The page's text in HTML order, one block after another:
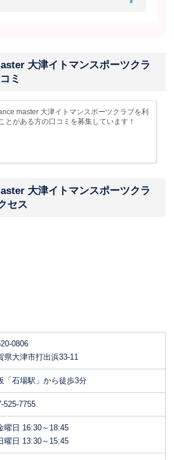
大津イトマンスポーツクラ
ミ
master 大津イトマンスポーツクラブを利
とがある方の口コミを募集しています！
大津イトマンスポーツクラ
セス
0806
県大津市打出浜33-11
「石場駅」から徒歩3分
525-7755
曜日 16:30～18:45
曜日 13:30～15:45